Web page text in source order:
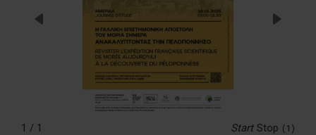
1 / 1 Start Stop (1)